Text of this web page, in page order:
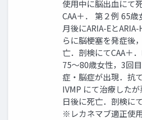
使用中に脳出血にて
CAA＋． 第２例 65
月後にARIA-Eと
らに脳梗塞を発症後
亡．剖検にてCAA＋
75～80歳女性，3回
症・脳症が出現．抗
IVMP にて治療した
日後に死亡．剖検に
※レカネマブ適正使